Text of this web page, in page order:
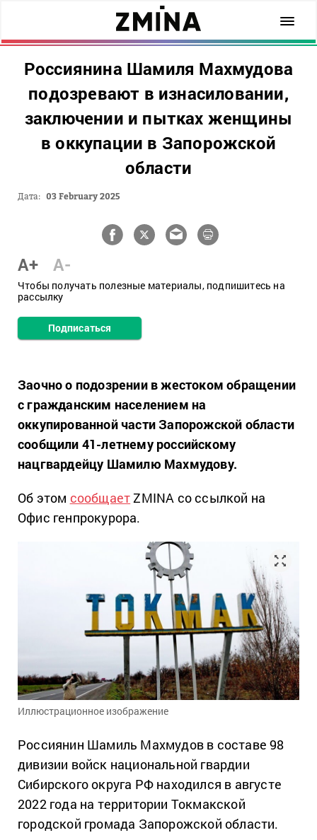
Россиянина Шамиля Махмудова
подозревают в изнасиловании,
заключении и пытках женщины
в оккупации в Запорожской
области
Дата: 03 February 2025
A+ A-
Чтобы получать полезные материалы, подпишитесь на
рассылку
Подписаться
Заочно о подозрении в жестоком обращении
с гражданским населением на
оккупированной части Запорожской области
сообщили 41-летнему российскому
нацгвардейцу Шамилю Махмудову.
Об этом сообщаетZMINA со ссылкой на
Офис генпрокурора.
Иллюстрационное изображение
Россиянин Шамиль Махмудов в составе 98
дивизии войск национальной гвардии
Сибирского округа РФ находился в августе
2022 года на территории Токмакской
городской громада Запорожской области.